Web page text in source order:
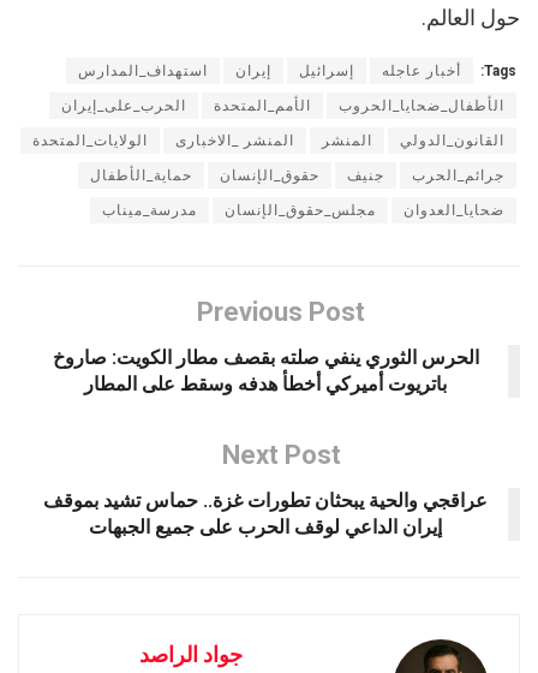
حول العالم.
Tags: أخبار عاجله إسرائيل إيران استهداف_المدارس
الأطفال_ضحايا_الحروب الأمم_المتحدة الحرب_على_إيران
القانون_الدولي المنشر المنشر _الاخبارى الولايات_المتحدة
جرائم_الحرب جنيف حقوق_الإنسان حماية_الأطفال
ضحايا_العدوان مجلس_حقوق_الإنسان مدرسة_ميناب
Previous Post
الحرس الثوري ينفي صلته بقصف مطار الكويت: صاروخ
باتريوت أميركي أخطأ هدفه وسقط على المطار
Next Post
عراقجي والحية يبحثان تطورات غزة.. حماس تشيد بموقف
إيران الداعي لوقف الحرب على جميع الجبهات
جواد الراصد